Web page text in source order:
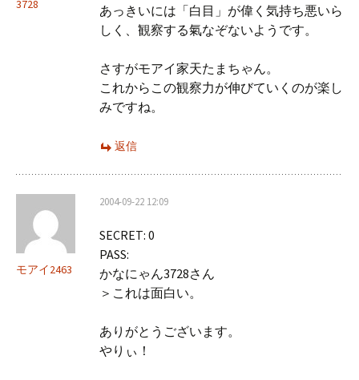
3728
あっきいには「白目」が偉く気持ち悪いら
しく、観察する氣なぞないようです。
さすがモアイ家天たまちゃん。
これからこの観察力が伸びていくのが楽し
みですね。
返信
モアイ2463
2004-09-22 12:09
SECRET: 0
PASS:
かなにゃん3728さん
＞これは面白い。
ありがとうございます。
やりぃ！